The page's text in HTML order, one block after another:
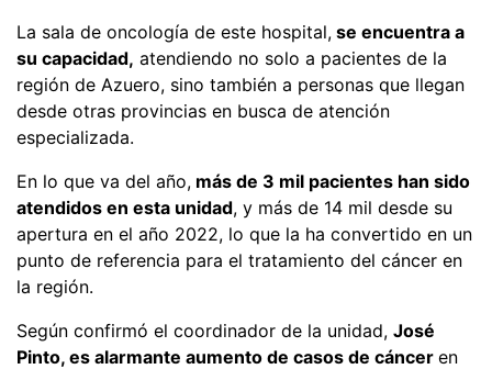
La sala de oncología de este hospital, se encuentra a
su capacidad, atendiendo no solo a pacientes de la
región de Azuero, sino también a personas que llegan
desde otras provincias en busca de atención
especializada.
En lo que va del año, más de 3 mil pacientes han sido
atendidos en esta unidad, y más de 14 mil desde su
apertura en el año 2022, lo que la ha convertido en un
punto de referencia para el tratamiento del cáncer en
la región.
Según confirmó el coordinador de la unidad, José
Pinto, es alarmante aumento de casos de cáncer en